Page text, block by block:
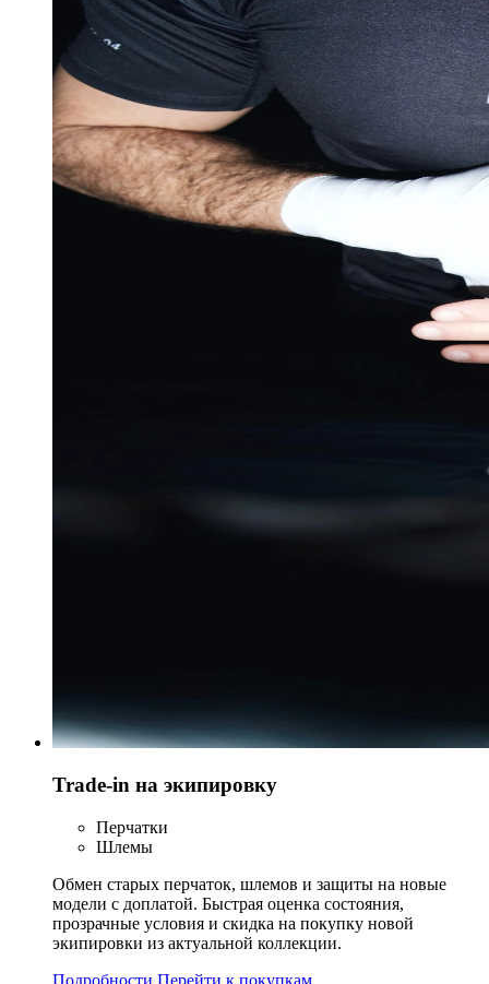
Trade-in на экипировку
Перчатки
Шлемы
Обмен старых перчаток, шлемов и защиты на новые
модели с доплатой. Быстрая оценка состояния,
прозрачные условия и скидка на покупку новой
экипировки из актуальной коллекции.
Подробности Перейти к покупкам